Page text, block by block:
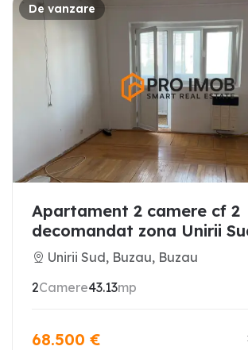
De vanzare
Apartament 2 camere cf 2
decomandat zona Unirii
Unirii Sud, Buzau, Buzau
2Camere43.13mp
68.500 €